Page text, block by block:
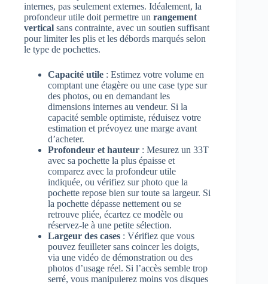
internes, pas seulement externes. Idéalement, la
profondeur utile doit permettre un rangement
vertical sans contrainte, avec un soutien suffisant
pour limiter les plis et les débords marqués selon
le type de pochettes.
Capacité utile : Estimez votre volume en
comptant une étagère ou une case type sur
des photos, ou en demandant les
dimensions internes au vendeur. Si la
capacité semble optimiste, réduisez votre
estimation et prévoyez une marge avant
d’acheter.
Profondeur et hauteur : Mesurez un 33T
avec sa pochette la plus épaisse et
comparez avec la profondeur utile
indiquée, ou vérifiez sur photo que la
pochette repose bien sur toute sa largeur. Si
la pochette dépasse nettement ou se
retrouve pliée, écartez ce modèle ou
réservez-le à une petite sélection.
Largeur des cases : Vérifiez que vous
pouvez feuilleter sans coincer les doigts,
via une vidéo de démonstration ou des
photos d’usage réel. Si l’accès semble trop
serré, vous manipulerez moins vos disques